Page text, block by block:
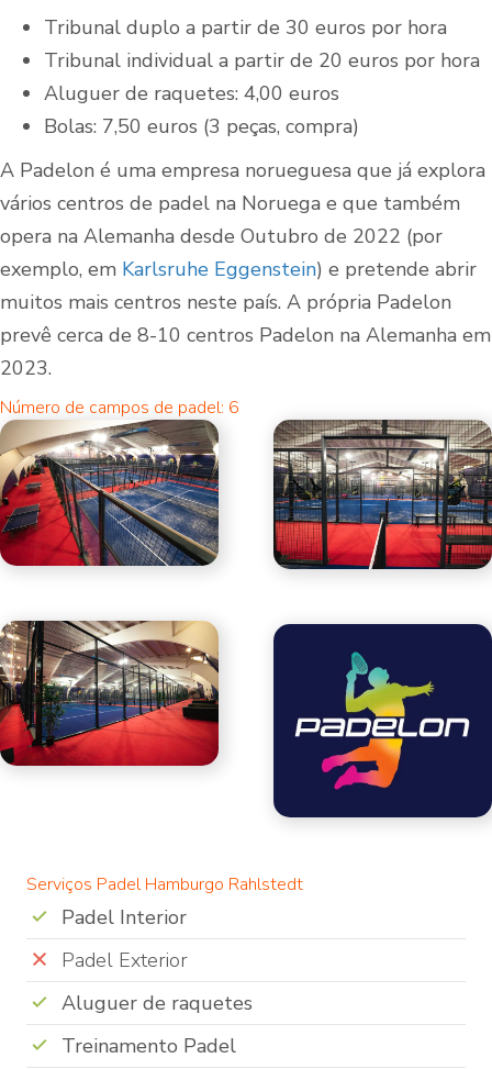
Tribunal duplo a partir de 30 euros por hora
Tribunal individual a partir de 20 euros por hora
Aluguer de raquetes: 4,00 euros
Bolas: 7,50 euros (3 peças, compra)
A Padelon é uma empresa norueguesa que já explora
vários centros de padel na Noruega e que também
opera na Alemanha desde Outubro de 2022 (por
exemplo, em Karlsruhe Eggenstein) e pretende abrir
muitos mais centros neste país. A própria Padelon
prevê cerca de 8-10 centros Padelon na Alemanha em
2023.
Número de campos de padel: 6
Serviços Padel Hamburgo Rahlstedt
Padel Interior
Padel Exterior
Aluguer de raquetes
Treinamento Padel